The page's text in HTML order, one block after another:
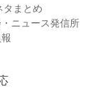
タまとめ
ニュース発信所